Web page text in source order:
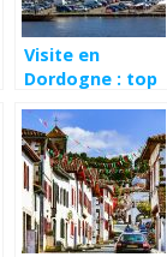
Visite en
Dordogne : top
incontournables
à ne pas
manquer